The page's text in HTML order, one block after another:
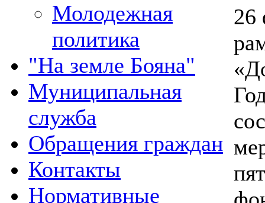
Молодежная
политика
"На земле Бояна"
Муниципальная
служба
Обращения граждан
Контакты
Нормативные
26